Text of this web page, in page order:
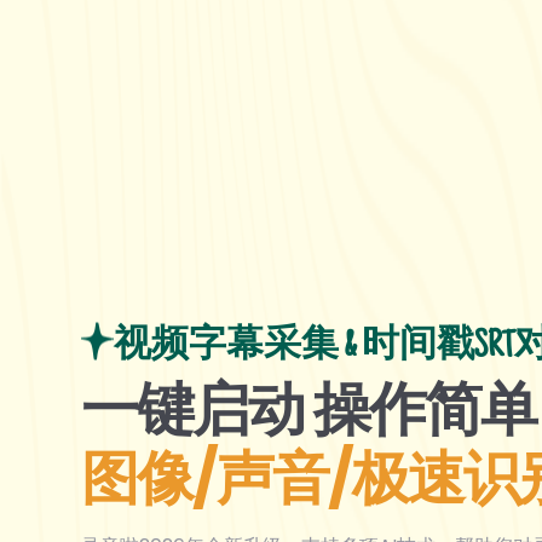
视频字幕采集 & 时间戳SRT
一键启动 操作简单
图像/声音/极速识